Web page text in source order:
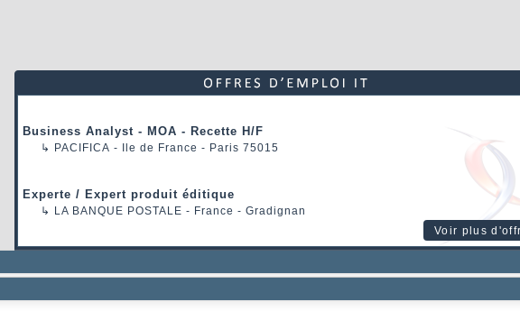
Business Analyst - MOA - Recette H/F
↳ PACIFICA - Ile de France - Paris 75015
Experte / Expert produit éditique
↳ LA BANQUE POSTALE - France - Gradignan
Voir plus